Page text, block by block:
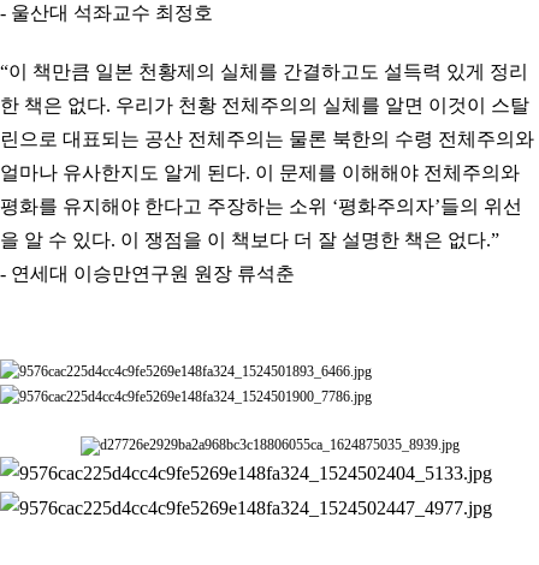
- 울산대 석좌교수 최정호
“이 책만큼 일본 천황제의 실체를 간결하고도 설득력 있게 정리
한 책은 없다. 우리가 천황 전체주의의 실체를 알면 이것이 스탈
린으로 대표되는 공산 전체주의는 물론 북한의 수령 전체주의와
얼마나 유사한지도 알게 된다. 이 문제를 이해해야 전체주의와
평화를 유지해야 한다고 주장하는 소위 ‘평화주의자’들의 위선
을 알 수 있다. 이 쟁점을 이 책보다 더 잘 설명한 책은 없다.”
- 연세대 이승만연구원 원장 류석춘